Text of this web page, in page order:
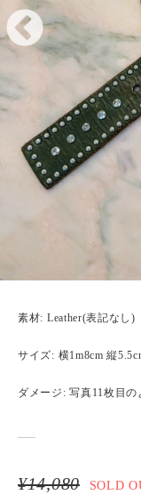
素材: Leather(表記なし)
サイズ: 横1m8cm 縦
ダメージ: 写真11枚目の
¥14,080 SOLD